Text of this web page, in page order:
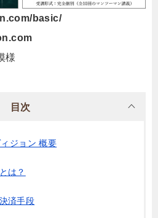
basic/
様
目次
ジョン 概要
は？
済手段